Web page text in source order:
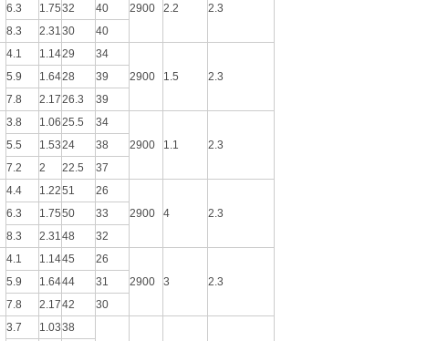
2900
2.2 2.3
6.3 1.7532
40
8.3
2.3130 40
4.1 1.1429
34
2900
1.5 2.3
5.9 1.6428
39
7.8
2.1726.3 39
3.8 1.0625.5
34
2900
1.1 2.3
5.5 1.5324
38
7.2
2 22.5 37
4.4 1.2251
26
2900
4 2.3
6.3 1.7550
33
8.3
2.3148 32
4.1 1.1445
26
2900
3 2.3
5.9 1.6444
31
7.8
2.1742 30
3.7 1.0338